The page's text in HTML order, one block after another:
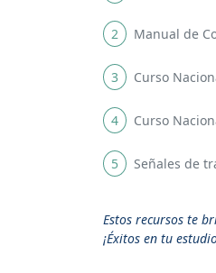
2 Manual de
3 Curso
4 Curso
5 Señales de
Estos recursos te
¡Éxitos en tu